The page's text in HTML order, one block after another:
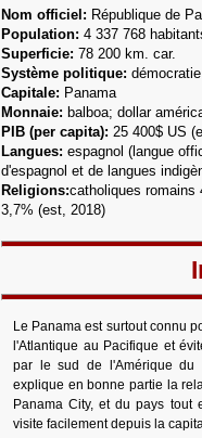
Nom officiel: République de
Population: 4 337 768
Superficie: 78 200 km. car.
Système politique:
Capitale: Panama
Monnaie: balboa; dollar
PIB (per capita): 25 400$ US
Langues: espagnol (langue
d'espagnol et de langues
Religions:catholiques romains
3,7% (est, 2018)
Le Panama est surtout connu
l'Atlantique au Pacifique et
par le sud de l'Amérique du
explique en bonne partie la
Panama City, et du pays tout
visite facilement depuis la